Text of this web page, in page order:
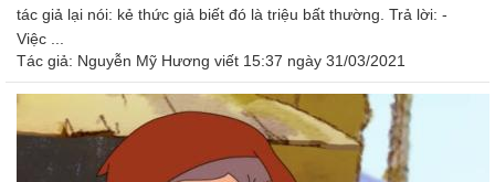
tác giả lại nói: kẻ thức giả biết đó là triệu bất thường. Trả lời: -
Việc ...
Tác giả: Nguyễn Mỹ Hương viết 15:37 ngày 31/03/2021